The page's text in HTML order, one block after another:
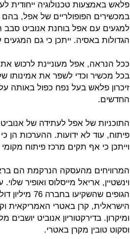
במכשירים הפופולריים של אפל, בהם
למגעים עם אפל בוחנת אנוביט סבב
הגדולות באסיה. ייתכן כי גם
ככל הנראה, אפל מעוניינת לרכוש
בכל מכשיר וכדי לשפר את אמינותו
זיכרון פלאש בעל נפח כפול באותה
החדשים.
פיתוח, עוד לא ידועות. ההערכות
וייתכן כי אף תקים מרכז פיתוח
המרוויחים מהעסקה הנרקמת הם
וינשטיין, אריאל מייסלוס ואופיר
הגופים
הישראלית, קרן באטרי האמריקאית
ומיקרון. בדירקטוריון אנוביט
וסקוט טובין מקרן באטרי.